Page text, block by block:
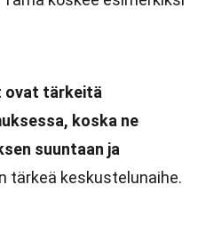
ovat tärkeitä
koska ne
suuntaan ja
tärkeä keskustelunaihe.